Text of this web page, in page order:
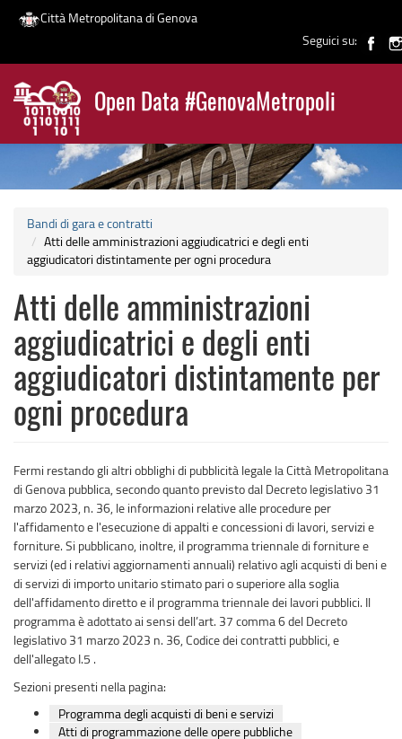
Salta
contenuto
principale
Città Metropolitana di Genova
Seguici su:
Open Data #GenovaMetropoli
News
Bandi di gara e contratti
Atti delle amministrazioni aggiudicatrici e degli enti
aggiudicatori distintamente per ogni procedura
Atti delle amministrazioni
aggiudicatrici e degli enti
aggiudicatori distintamente per
ogni procedura
Fermi restando gli altri obblighi di pubblicità legale la Città Metropolitana
di Genova pubblica, secondo quanto previsto dal Decreto legislativo 31
marzo 2023, n. 36, le informazioni relative alle procedure per
l'affidamento e l'esecuzione di appalti e concessioni di lavori, servizi e
forniture. Si pubblicano, inoltre, il programma triennale di forniture e
servizi (ed i relativi aggiornamenti annuali) relativo agli acquisti di beni e
di servizi di importo unitario stimato pari o superiore alla soglia
dell'affidamento diretto e il programma triennale dei lavori pubblici. Il
programma è adottato ai sensi dell’art. 37 comma 6 del Decreto
legislativo 31 marzo 2023 n. 36, Codice dei contratti pubblici, e
dell'allegato I.5 .
Sezioni presenti nella pagina:
Programma degli acquisti di beni e servizi
Atti di programmazione delle opere pubbliche